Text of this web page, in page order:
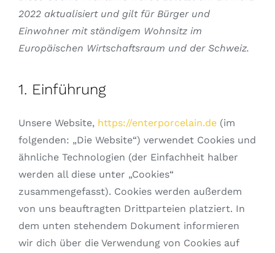
Workshops
2022 aktualisiert und gilt für Bürger und
Einwohner mit ständigem Wohnsitz im
Europäischen Wirtschaftsraum und der Schweiz.
1. Einführung
Unsere Website, https://enterporcelain.de(im
folgenden: „Die Website“) verwendet Cookies und
ähnliche Technologien (der Einfachheit halber
werden all diese unter „Cookies“
zusammengefasst). Cookies werden außerdem
von uns beauftragten Drittparteien platziert. In
dem unten stehendem Dokument informieren
wir dich über die Verwendung von Cookies auf